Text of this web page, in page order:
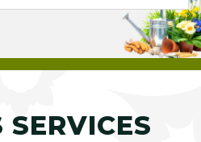
SERVICES